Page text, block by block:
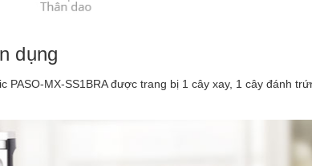
dụng
PASO-MX-SS1BRA được trang bị 1 cây xay, 1 cây đánh